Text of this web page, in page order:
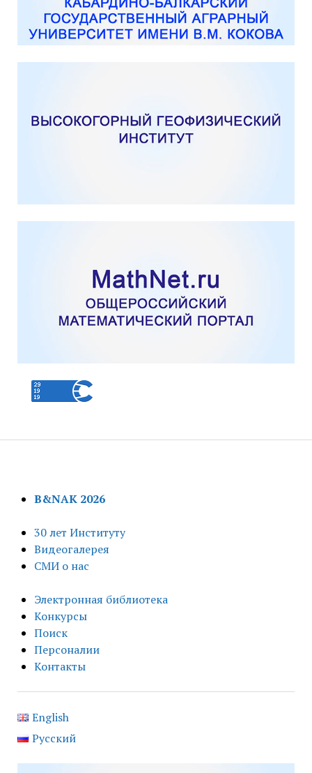
B&NAK 2026
30 лет Институту
Видеогалерея
СМИ о нас
Электронная библиотека
Конкурсы
Поиск
Персоналии
Контакты
English
Русский